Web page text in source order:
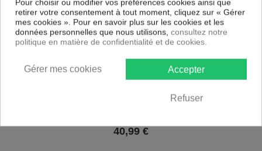
40,99 €
Pour choisir ou modifier vos préférences cookies ainsi que
retirer votre consentement à tout moment, cliquez sur « Gérer
mes cookies ». Pour en savoir plus sur les cookies et les
données personnelles que nous utilisons, consultez notre
politique en matière de confidentialité et de cookies.
Accepter
Refuser
Gérer mes cookies